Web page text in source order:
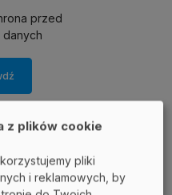
przed
z plików cookie
pliki
i reklamowych, by